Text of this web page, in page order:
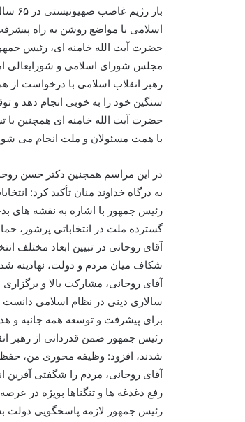
اسلامی با مواضع روشن به راه
حضرت آیت الله خامنه ای، رئیس
مجلس شورای اسلامی و شورایعالی
رهبر انقلاب اسلامی با درخواست از
سنگین خود را به خوبی انجام دهد و
حضرت آیت الله خامنه ای همچنین با
با همت مسئولان و ملت انجام می
در این مراسم همچنین دکتر حسن
به درگاه خداوند منان تأکید کرد: انتخابات خرداد ۹۲ با شفافیت، رقابت و آرامش کامل برگزار شد و با استقبال و
رئیس جمهور با اشاره به نقشه های
گسترده ملت در انتخاباتی پرشور،
شکاف میان مردم و دولت، نهادینه
آقای روحانی، مشارکت بالا و
سالاری دینی در نظام اسلامی دانست
برای پیشرفت و توسعه همه جانبه و
شدند، افزود: وظیفه محوری من،
آقای روحانی، مردم را شگفتی آفرین
رفع دغدغه ها و تنگناها بویژه در
رئیس جمهور لازمه پاسخگویی دولت به